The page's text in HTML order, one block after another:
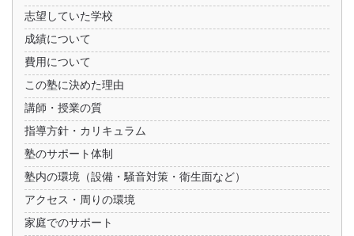
志望していた学校
成績について
費用について
この塾に決めた理由
講師・授業の質
指導方針・カリキュラム
塾のサポート体制
塾内の環境（設備・騒音対策・衛生面など）
アクセス・周りの環境
家庭でのサポート